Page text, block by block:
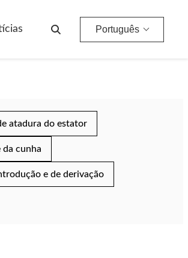
Português
atadura do estator
da cunha
e de derivação